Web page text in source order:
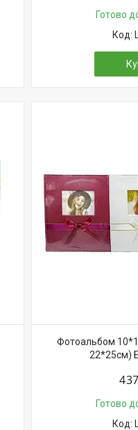
Готово
Фотоальбом
22*25см)
Готово